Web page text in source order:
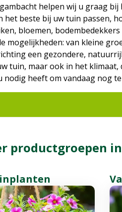
helpen wij u graag
het beste bij uw tuin passen,
bloemen,
mogelijkheden: van kleine
een gezondere,
tuin, maar ook in het
nodig heeft om vandaag nog
productgroepen